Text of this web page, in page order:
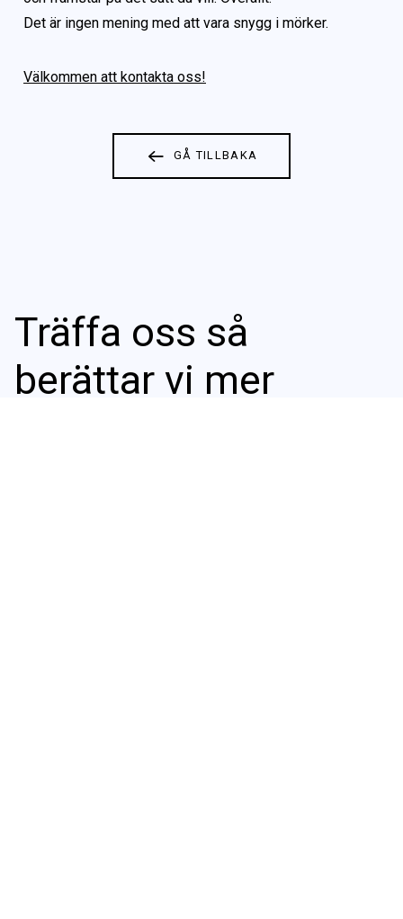
Det är ingen mening med att vara snygg i mörker.
Välkommen att kontakta oss!
GÅ TILLBAKA
Träffa oss så
berättar vi mer